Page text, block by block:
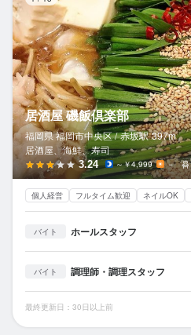
居酒屋 磯飯倶楽部
福岡県 福岡市中央区 / 赤坂駅 397m
居酒屋、海鮮、寿司
3.24 ～￥4,999 －
個人経営 フルタイム歓迎 ネイルOK
バイト ホールスタッフ
バイト 調理師・調理スタッフ
最終更新日：30日以上前